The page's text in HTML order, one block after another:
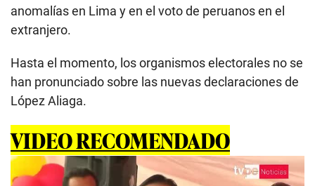
anomalías en Lima y en el voto de peruanos en el
extranjero.
Hasta el momento, los organismos electorales no se
han pronunciado sobre las nuevas declaraciones de
López Aliaga.
VIDEO RECOMENDADO